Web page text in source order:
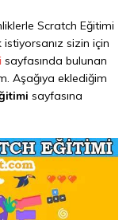
Scratch Eğitimi
sizin için
sayfasında bulunan
Aşağıya eklediğim
sayfasına